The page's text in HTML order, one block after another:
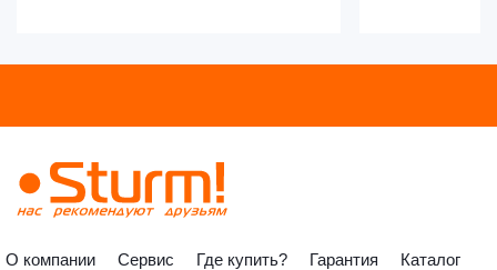
О компании Сервис Где купить? Гарантия Каталог